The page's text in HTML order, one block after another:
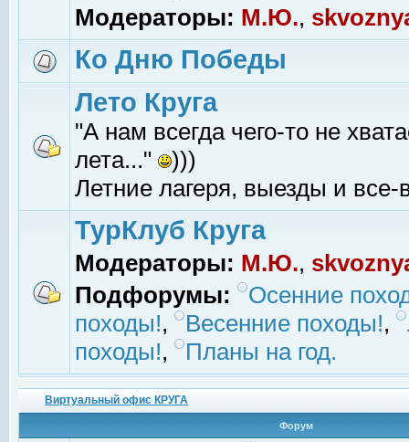
Модераторы: М.Ю.,
Ко Дню Победы
Лето Круга
"А нам всегда чего-то не
лета..."
)))
Летние лагеря, выезды и все-
ТурКлуб Круга
Модераторы: М.Ю.,
Подфорумы:
Осенние
походы!, Весенние походы!,
походы!, Планы на год.
Виртуальный офис КРУГА
Форум